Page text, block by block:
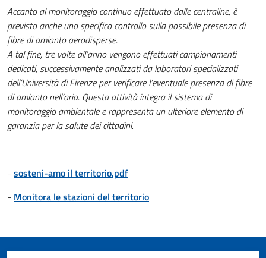
Accanto al monitoraggio continuo effettuato dalle centraline, è
previsto anche uno specifico controllo sulla possibile presenza di
fibre di amianto aerodisperse.
A tal fine, tre volte all’anno vengono effettuati campionamenti
dedicati, successivamente analizzati da laboratori specializzati
dell’Università di Firenze per verificare l’eventuale presenza di fibre
di amianto nell’aria. Questa attività integra il sistema di
monitoraggio ambientale e rappresenta un ulteriore elemento di
garanzia per la salute dei cittadini.
- sosteni-amo il territorio.pdf
- Monitora le stazioni del territorio